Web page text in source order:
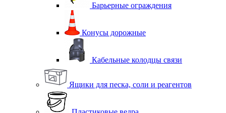
Барьерные ограждения
Конусы дорожные
Кабельные колодцы связи
Ящики для песка, соли и реагентов